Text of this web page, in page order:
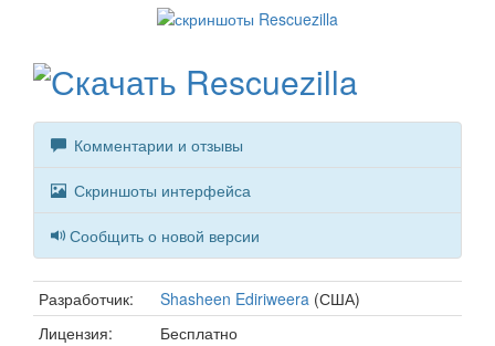
Комментарии и отзывы
Скриншоты интерфейса
Сообщить о новой версии
Разработчик: Shasheen Ediriweera (США)
Лицензия:
Бесплатно